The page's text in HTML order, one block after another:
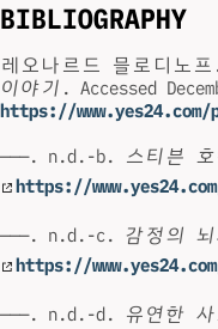
BIBLIOGRAPHY
레오나르드 믈로디노
이야기 . Accessed
https://www.yes24.com/
———. n.d.-b.
스티븐 호
https://
———. n.d.-c. 감정의
https://
———. n.d.-d. 유연한